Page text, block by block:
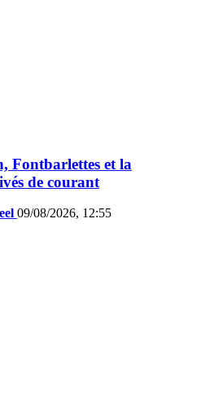
Fontbarlettes et la
de courant
09/08/2026, 12:55